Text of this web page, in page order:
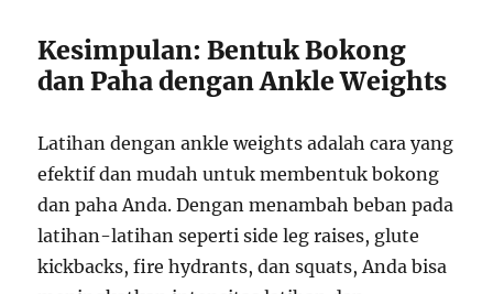
Kesimpulan: Bentuk Bokong
dan Paha dengan Ankle Weights
Latihan dengan ankle weights adalah cara yang
efektif dan mudah untuk membentuk bokong
dan paha Anda. Dengan menambah beban pada
latihan-latihan seperti side leg raises, glute
kickbacks, fire hydrants, dan squats, Anda bisa